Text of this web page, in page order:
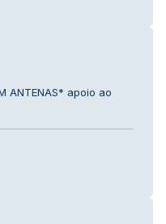
ANTENAS* apoio ao